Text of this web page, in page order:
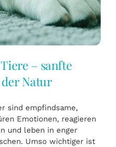
– sanfte
Natur
sind empfindsame,
Emotionen, reagieren
und leben in enger
Umso wichtiger ist